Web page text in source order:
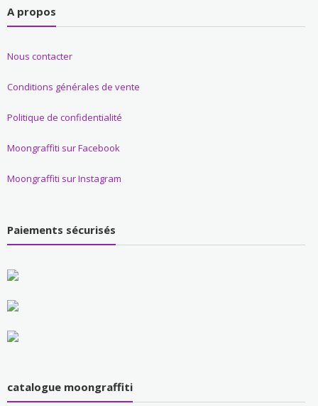
A propos
Nous contacter
Conditions générales de vente
Politique de confidentialité
Moongraffiti sur Facebook
Moongraffiti sur Instagram
Paiements sécurisés
catalogue moongraffiti